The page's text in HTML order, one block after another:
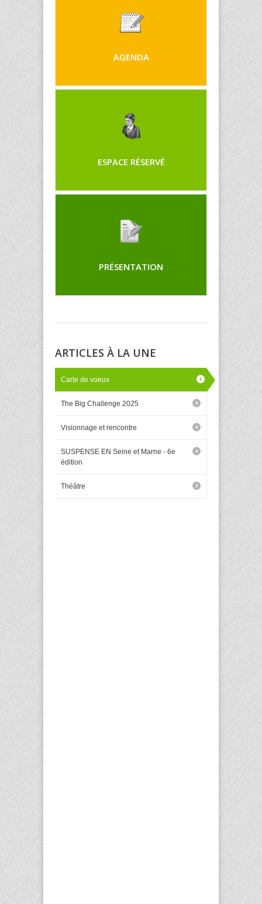
AGENDA
ESPACE RÉSERVÉ
PRÉSENTATION
ARTICLES À LA UNE
Carte de voeux
The Big Challenge 2025
Visionnage et rencontre
SUSPENSE EN Seine et Marne - 6e
édition
Théâtre